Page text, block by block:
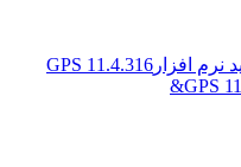
بهینه سازی سرعت GPS آندروید نرم افزار11.4.316 GPS
&